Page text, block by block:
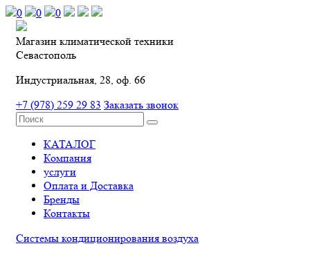
0 0 0
Магазин климатической техники
Севастополь
Индустриальная, 28, оф. 66
+7 (978) 259 29 83 Заказать звонок
КАТАЛОГ
Компания
услуги
Оплата и Доставка
Бренды
Контакты
Системы кондиционирования воздуха